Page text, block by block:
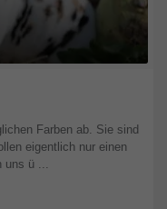
Farben ab. Sie sind
eigentlich nur einen
uns ü ...